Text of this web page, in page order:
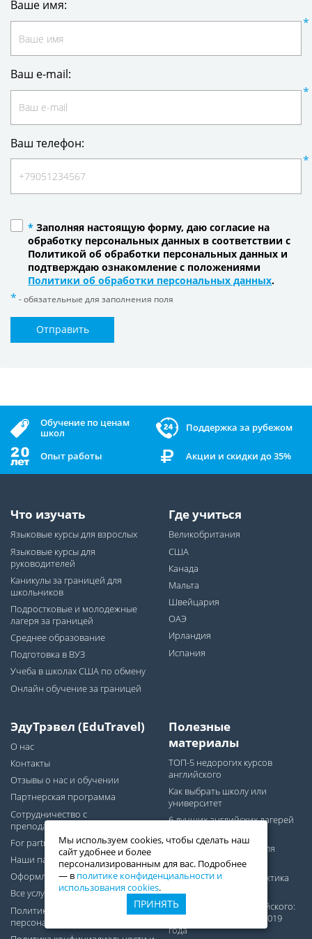
Ваше имя:
Ваш e-mail:
Ваш телефон:
* Заполняя настоящую форму, даю согласие на
обработку персональных данных в соответствии с
Политикой об обработки персональных данных и
подтверждаю ознакомление с положениями
Политики об обработки персональных данных.
- обязательные для заполнения поля
Отправить
Обучение по ценам
школ
Поддержка за рубежом
Опыт работы Акции и скидки до 35%
Что изучать
Языковые курсы для взрослых
Языковые курсы для
руководителей
Каникулы за границей для
школьников
Подростковые и молодежные
лагеря за границей
Среднее образование
Подготовка в ВУЗ
Учеба в школах США по обмену
Онлайн обучение за границей
Где учиться
Великобритания
США
Канада
Мальта
Швейцария
ОАЭ
Ирландия
Испания
ЭдуТрэвел (EduTravel)
О нас
Контакты
Отзывы о нас и обучении
Партнерская программа
Сотрудничество с
преподавателями
For partners
Наши партнеры
Оформление студенческих виз
Все услуги
Политика обработки
персональных данных
Полезные
материалы
ТОП-5 недорогих курсов
английского
Как выбрать школу или
университет
6 лучших английских лагерей
Английский в Англии для
преподавателей
Каникулы на море: практика
Что учить после английского:
10 актуальных языков 2019
года
Мы используем cookies, чтобы сделать наш
сайт удобнее и более
персонализированным для вас. Подробнее
— в политике конфиденциальности и
использования cookies.
ПРИНЯТЬ